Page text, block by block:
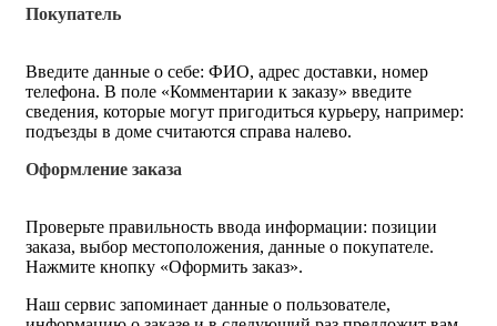
Покупатель
Введите данные о себе: ФИО, адрес доставки, номер
телефона. В поле «Комментарии к заказу» введите
сведения, которые могут пригодиться курьеру, например:
подъезды в доме считаются справа налево.
Оформление заказа
Проверьте правильность ввода информации: позиции
заказа, выбор местоположения, данные о покупателе.
Нажмите кнопку «Оформить заказ».
Наш сервис запоминает данные о пользователе,